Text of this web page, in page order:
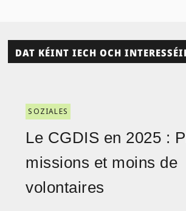
DAT KÉINT IECH OCH
SOZIALES
Le CGDIS en 2025 :
missions et moins de
volontaires